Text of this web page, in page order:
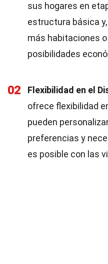
sus hogares en
estructura básica
más habitaciones
posibilidades
02 Flexibilidad en el
ofrece flexibilidad
pueden
preferencias y
es posible con las